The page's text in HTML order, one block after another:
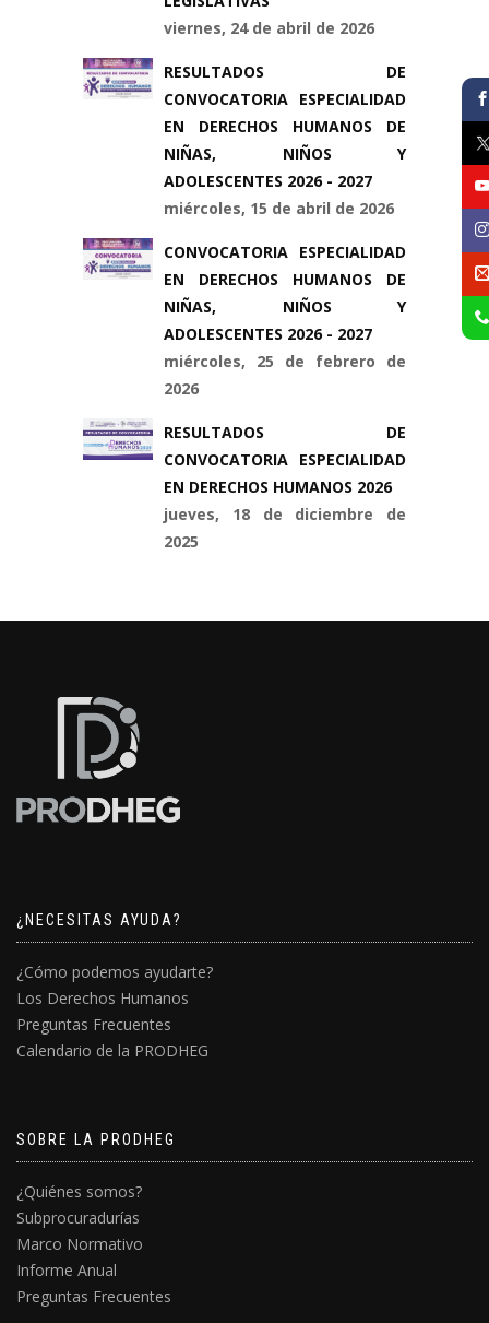
viernes, 24 de abril de 2026
RESULTADOS DE
CONVOCATORIA ESPECIALIDAD
EN DERECHOS HUMANOS DE
NIÑAS, NIÑOS Y
ADOLESCENTES 2026 - 2027
miércoles, 15 de abril de 2026
CONVOCATORIA ESPECIALIDAD
EN DERECHOS HUMANOS DE
NIÑAS, NIÑOS Y
ADOLESCENTES 2026 - 2027
miércoles, 25 de febrero de
2026
RESULTADOS DE
CONVOCATORIA ESPECIALIDAD
EN DERECHOS HUMANOS 2026
jueves, 18 de diciembre de
2025
¿NECESITAS AYUDA?
¿Cómo podemos ayudarte?
Los Derechos Humanos
Preguntas Frecuentes
Calendario de la PRODHEG
SOBRE LA PRODHEG
¿Quiénes somos?
Subprocuradurías
Marco Normativo
Informe Anual
Preguntas Frecuentes